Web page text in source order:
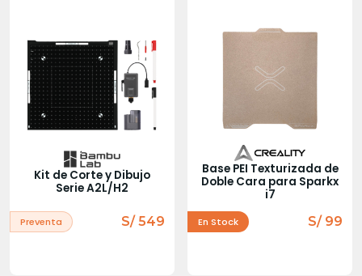
Kit de Corte y Dibujo
Serie A2L/H2
Preventa S/ 549
Base PEI Texturizada de
Doble Cara para Sparkx
i7
En Stock S/ 99